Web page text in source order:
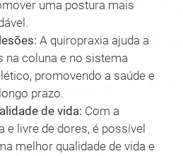
uma postura mais
A quiropraxia ajuda a
na coluna e no sistema
promovendo a saúde e
prazo.
de vida: Com a
e livre de dores, é possível
melhor qualidade de vida e